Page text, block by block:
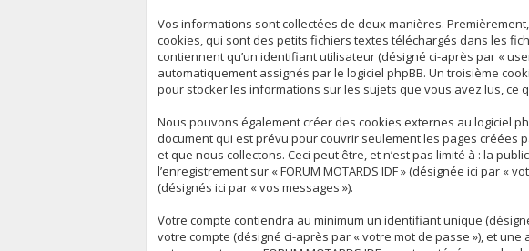
Vos informations sont collectées de deux manières. Premièrement,
cookies, qui sont des petits fichiers textes téléchargés dans les
contiennent qu’un identifiant utilisateur (désigné ci-après par «
automatiquement assignés par le logiciel phpBB. Un troisième
pour stocker les informations sur les sujets que vous avez lus, ce
Nous pouvons également créer des cookies externes au logiciel
document qui est prévu pour couvrir seulement les pages créées
et que nous collectons. Ceci peut être, et n’est pas limité à : la
l’enregistrement sur « FORUM MOTARDS IDF » (désignée ici par
(désignés ici par « vos messages »).
Votre compte contiendra au minimum un identifiant unique
votre compte (désigné ci-après par « votre mot de passe »), et